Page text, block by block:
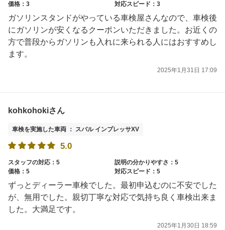
価格：3
対応スピード：3
ガソリンスタンドがやっている車検屋さんなので、車検後
にガソリンが安くなるクーポンいただきました。お近くの
方で普段からガソリンも入れに来られる人にはおすすめし
ます。
2025年1月31日 17:09
kohkohokiさん
車検を実施した車両 ： スバル インプレッサXV
5.0
スタッフの対応：5
説明の分かりやすさ：5
価格：5
対応スピード：5
ずっとディーラー車検でした。最初申込むのに不安でした
が、無用でした。親切丁寧な対応で気持ち良く車検出来ま
した。大満足です。
2025年1月30日 18:59